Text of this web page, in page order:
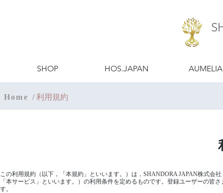
​SHOP ​HOS.JAPAN ​AUMELIA
Home ​/利用規約
この利用規約（以下，「本規約」といいます。）は，SHANDORA JAPAN株式会
「本サービス」といいます。）の利用条件を定めるものです。登録ユーザーの
す。